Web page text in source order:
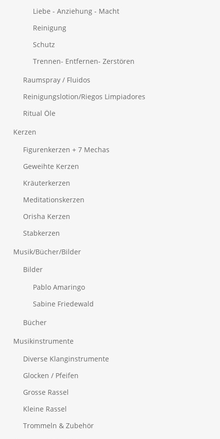
Liebe - Anziehung - Macht
Reinigung
Schutz
Trennen- Entfernen- Zerstören
Raumspray / Fluidos
Reinigungslotion/Riegos Limpiadores
Ritual Öle
Kerzen
Figurenkerzen + 7 Mechas
Geweihte Kerzen
Kräuterkerzen
Meditationskerzen
Orisha Kerzen
Stabkerzen
Musik/Bücher/Bilder
Bilder
Pablo Amaringo
Sabine Friedewald
Bücher
Musikinstrumente
Diverse Klanginstrumente
Glocken / Pfeifen
Grosse Rassel
Kleine Rassel
Trommeln & Zubehör